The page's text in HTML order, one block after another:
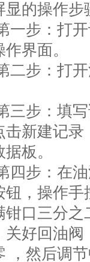
显的操作步
步：打开
界面。
步：打开
步：填写
击新建记
板。
步：在油
钮，操作
钳口三分之
关好回油阀
，然后调